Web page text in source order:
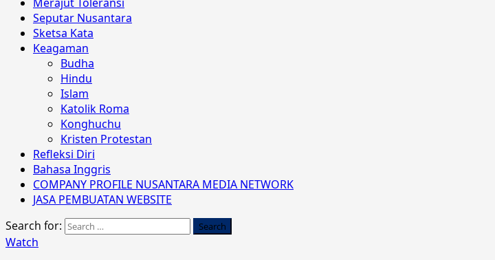
Seputar Nusantara
Sketsa Kata
Keagaman
Budha
Hindu
Islam
Katolik Roma
Konghuchu
Kristen Protestan
Refleksi Diri
Bahasa Inggris
COMPANY PROFILE NUSANTARA MEDIA NETWORK
JASA PEMBUATAN WEBSITE
Search for:
Watch